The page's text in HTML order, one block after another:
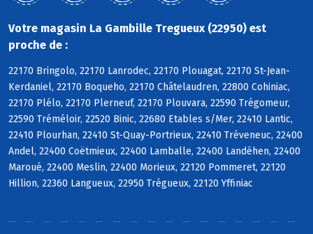
Votre magasin La Gambille Tregueux (22950) est
proche de :
22170 Bringolo, 22170 Lanrodec, 22170 Plouagat, 22170 St-Jean-
Kerdaniel, 22170 Boqueho, 22170 Châtelaudren, 22800 Cohiniac,
22170 Plélo, 22170 Plerneuf, 22170 Plouvara, 22590 Trégomeur,
22590 Tréméloir, 22520 Binic, 22680 Etables s/Mer, 22410 Lantic,
22410 Plourhan, 22410 St-Quay-Portrieux, 22410 Tréveneuc, 22400
Andel, 22400 Coëtmieux, 22400 Lamballe, 22400 Landéhen, 22400
Maroué, 22400 Meslin, 22400 Morieux, 22120 Pommeret, 22120
Hillion, 22360 Langueux, 22950 Trégueux, 22120 Yffiniac